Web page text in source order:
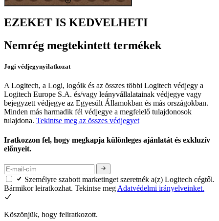
EZEKET IS KEDVELHETI
Nemrég megtekintett termékek
Jogi védjegynyilatkozat
A Logitech, a Logi, logóik és az összes többi Logitech védjegy a
Logitech Europe S.A. és/vagy leányvállalatainak védjegye vagy
bejegyzett védjegye az Egyesült Államokban és más országokban.
Minden más harmadik fél védjegye a megfelelő tulajdonosok
tulajdona. Tekintse meg az összes védjegyet
Iratkozzon fel, hogy megkapja különleges ajánlatát és exkluzív
előnyeit.
Személyre szabott marketinget szeretnék a(z) Logitech cégtől.
Bármikor leiratkozhat. Tekintse meg Adatvédelmi irányelveinket.
Köszönjük, hogy feliratkozott.